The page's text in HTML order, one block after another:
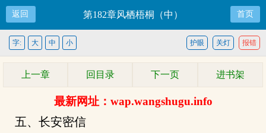
返回 第182章风栖梧桐（中） 首页
报错
关灯
护眼
字: 大 中 小
上一章 回目录 下一页 进书架
最新网址：wap.wangshugu.info
五、长安密信